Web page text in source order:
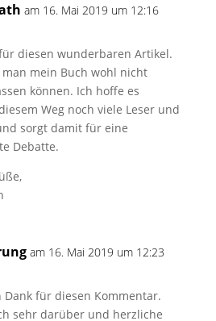
am 16. Mai 2019 um 12:16
diesen wunderbaren Artikel.
man mein Buch wohl nicht
können. Ich hoffe es
Weg noch viele Leser und
sorgt damit für eine
Debatte.
am 16. Mai 2019 um 12:23
Dank für diesen Kommentar.
sehr darüber und herzliche